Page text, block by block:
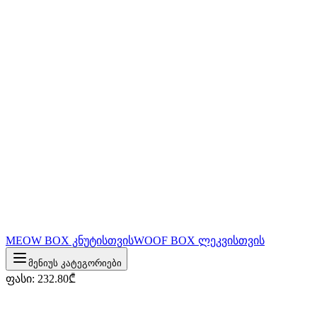
MEOW BOX კნუტისთვისWOOF BOX ლეკვისთვის
მენიუს კატეგორიები
ფასი: 232.80₾